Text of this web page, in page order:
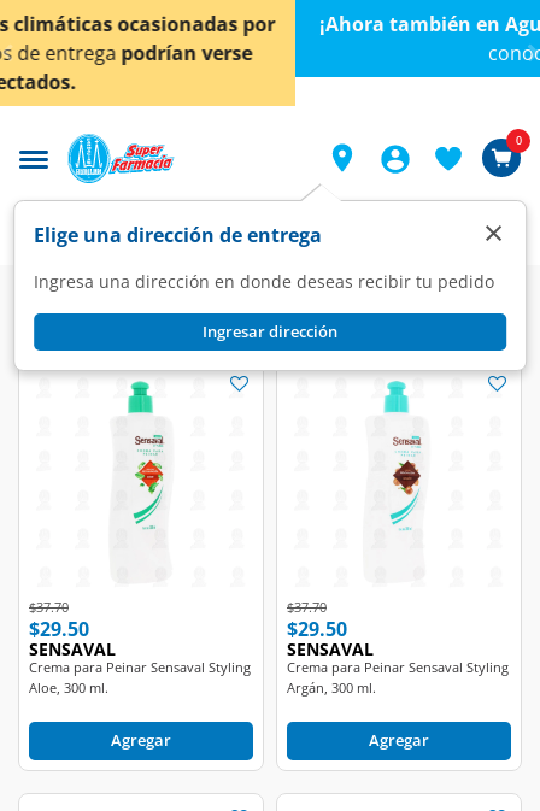
< div class="carousel-inner">
¡Ahora también en Aguascalientes!Daclic aquí
conocer detalles.
Elige una dirección de entrega
Ingresa una dirección en donde deseas recibir tu pedido
Ingresar dirección
×
0
(5 productos)
Price reduced from
$37.70to
$29.50
SENSAVAL
Crema para Peinar Sensaval Styling
Aloe, 300 ml.
Agregar
Price reduced from
$37.70to
$29.50
SENSAVAL
Crema para Peinar Sensaval Styling
Argán, 300 ml.
Agregar